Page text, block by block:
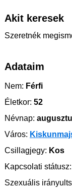
Akit keresek
Szeretnék
Adataim
Nem: Férfi
Életkor: 52
Névnap:
Város:
Csillagjegy: Kos
Kapcsolati státusz:
Szexuális